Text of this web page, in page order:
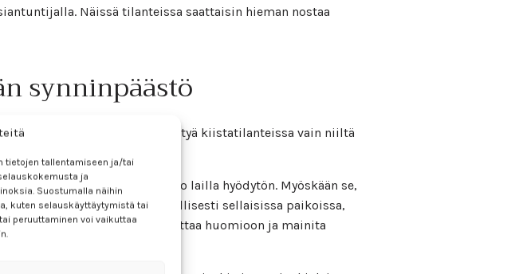
tietojen tallentamiseen ja/tai
ja
Suostumalla näihin
kuten selauskäyttäytymistä tai
peruuttaminen voi vaikuttaa
Näissä tilanteissa saattaisin hieman nostaa
synninpäästö
on juridisesti hyötyä kiistatilanteissa vain niiltä
tai sen puuttuminen.
on riitatilanteessa koko lailla hyödytön. Myöskään se,
viat rakennuksissa ovat tyypillisesti sellaisissa paikoissa,
kuntotarkastaja osaa ottaa huomioon ja mainita